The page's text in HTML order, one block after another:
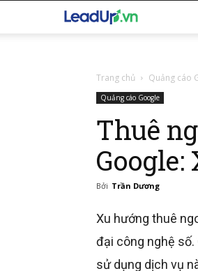
LeadUp.vn
Trang chủ Quảng cáo
Quảng cáo Google
Thuê
Bởi Trần Dương
Xu hướng thuê
đại công nghệ số.
sử dụng dịch vụ